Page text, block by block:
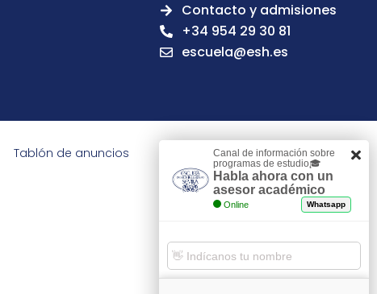
Contacto y admisiones
+34 954 29 30 81
escuela@esh.es
Tablón de anuncios
Canal de información sobre
programas de estudio🎓
Habla ahora con un
asesor académico
Online Whatsapp